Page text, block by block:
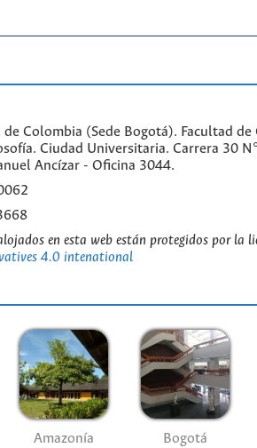
Colombia (Sede Bogotá). Facultad de
Ciudad Universitaria. Carrera 30
Ancízar - Oficina 3044.
en esta web están protegidos por la
4.0 intenational
Amazonía Bogotá